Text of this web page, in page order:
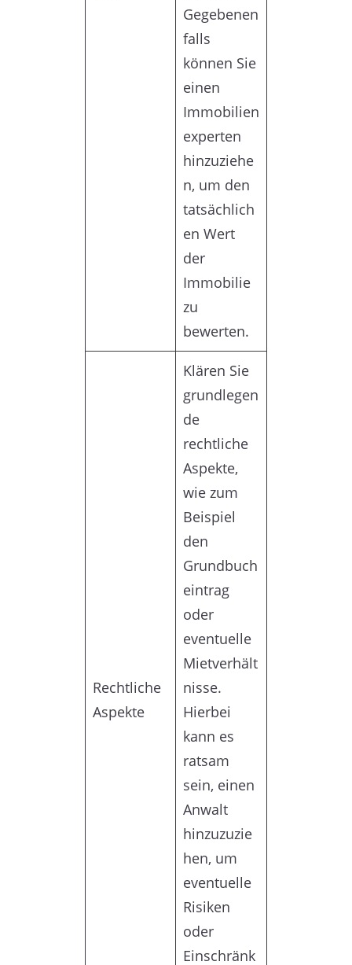
Gegebenen
falls
können Sie
einen
Immobilien
experten
hinzuziehe
n, um den
tatsächlich
en Wert
der
Immobilie
zu
bewerten.
Rechtliche
Aspekte
Klären Sie
grundlegen
de
rechtliche
Aspekte,
wie zum
Beispiel
den
Grundbuch
eintrag
oder
eventuelle
Mietverhält
nisse.
Hierbei
kann es
ratsam
sein, einen
Anwalt
hinzuzuzie
hen, um
eventuelle
Risiken
oder
Einschränk